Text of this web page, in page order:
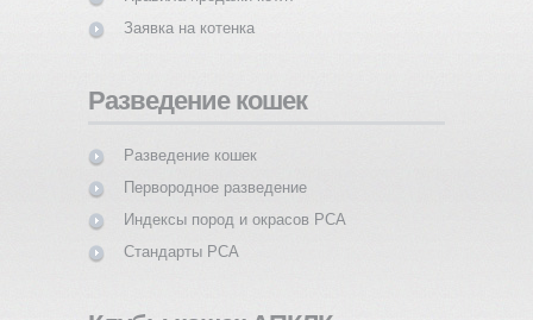
Заявка на котенка
Разведение кошек
Разведение кошек
Первородное разведение
Индексы пород и окрасов PCA
Стандарты PCA